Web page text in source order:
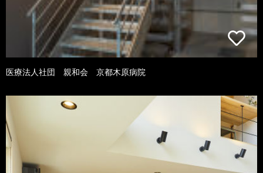
医療法人社団 親和会 京都木原病院